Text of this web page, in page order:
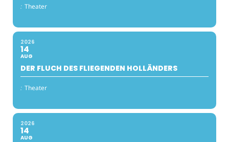
: Theater
2026
14
AUG
DER FLUCH DES FLIEGENDEN HOLLÄNDERS
: Theater
2026
14
AUG